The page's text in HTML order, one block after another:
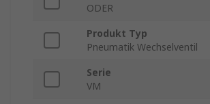
ODER
Produkt Typ
Pneumatik Wechselventil
Serie
VM